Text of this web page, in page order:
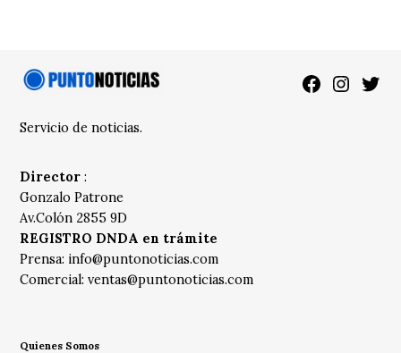
Facebook
Servicio de noticias.
Director :
Gonzalo Patrone
Av.Colón 2855 9D
REGISTRO DNDA en trámite
Prensa: info@puntonoticias.com
Comercial:ventas@puntonoticias.com
Quienes Somos